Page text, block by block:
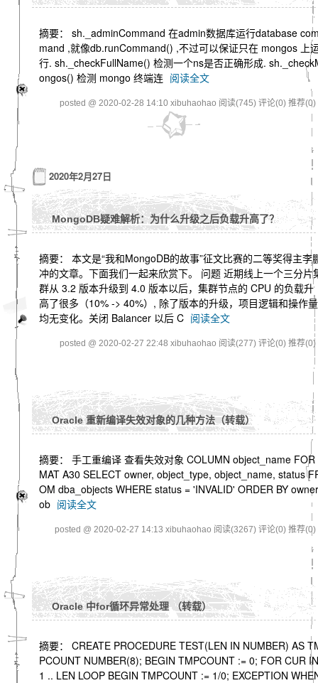
摘要： sh._adminCommand 在admin数据库运行database
mand ,就像db.runCommand() ,不过可以保证只在 mongos 上
行. sh._checkFullName() 检测一个ns是否正确形成.
ongos() 检测 mongo 终端连 阅读全文
posted @ 2020-02-28 14:10 xibuhaohao 阅读(745) 评论(0) 推荐(0)
2020年2月27日
MongoDB疑难解析：为什么升级之后负载升高了？
摘要： 本文是“我和MongoDB的故事”征文比赛的二等奖得主李
冲的文章。下面我们一起来欣赏下。 问题 近期线上一个三分片
群从 3.2 版本升级到 4.0 版本以后，集群节点的 CPU 的负载升
高了很多（10% -> 40%）, 除了版本的升级，项目逻辑和操作量
均无变化。关闭 Balancer 以后 C 阅读全文
posted @ 2020-02-27 22:48 xibuhaohao 阅读(277) 评论(0) 推荐(0)
Oracle 重新编译失效对象的几种方法（转载）
摘要： 手工重编译 查看失效对象 COLUMN object_name FOR
MAT A30 SELECT owner, object_type, object_name, status
OM dba_objects WHERE status = 'INVALID' ORDER BY
ob 阅读全文
posted @ 2020-02-27 14:13 xibuhaohao 阅读(3267) 评论(0) 推荐(0)
Oracle 中for循环异常处理 （转载）
摘要： CREATE PROCEDURE TEST(LEN IN NUMBER) AS
PCOUNT NUMBER(8); BEGIN TMPCOUNT := 0; FOR CUR IN
1 .. LEN LOOP BEGIN TMPCOUNT := 1/0; EXCEPTION